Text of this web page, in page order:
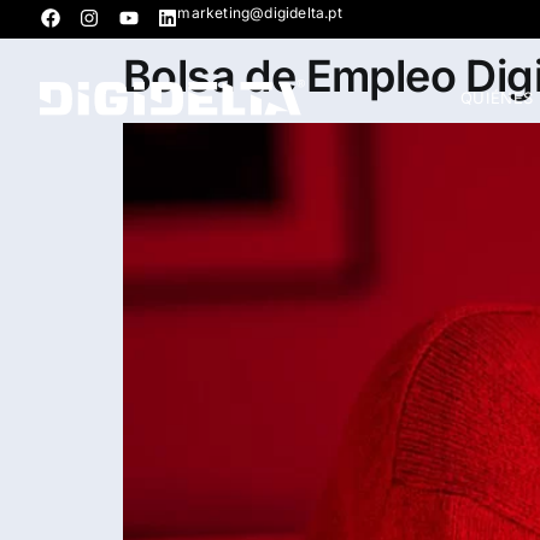
marketing@digidelta.pt
QUIÉNES
Bolsa de Empleo